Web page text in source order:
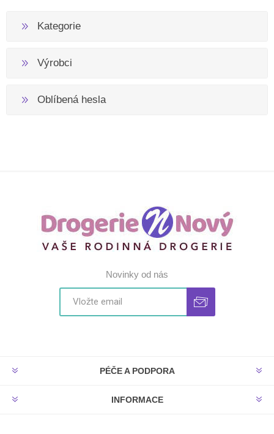
Kategorie
Výrobci
Oblíbená hesla
Novinky od nás
PÉČE A PODPORA
INFORMACE